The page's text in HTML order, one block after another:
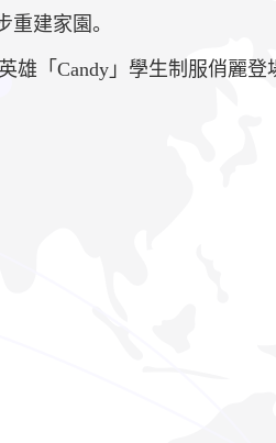
建家園。
雄「Candy」學生制服俏麗